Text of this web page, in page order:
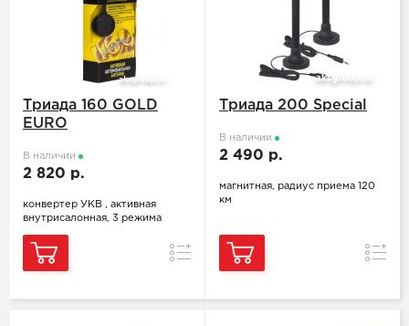
Триада 160 GOLD
EURO
В наличии
2 820 р.
конвертер УКВ , активная
внутрисалонная, 3 режима
Сравнение
Триада 200 Special
В наличии
2 490 р.
магнитная, радиус приема 120
км